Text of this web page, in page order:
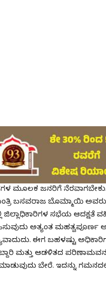
ಮೂಲಕ ಜನರಿಗೆ
ಬಸವರಾಜ ಬೊಮ್ಮಾಯಿ
ಸಭೆಯ ಆದಕ್ಷತೆ
ಅತ್ಯಂತ ಮಹತ್ವಪೂರ್ಣ
ಈಗ ಬಹಳಷ್ಟು
ಮತ್ತು ಆಡಳಿತದ
ಬೇರೆ. ಇದನ್ನು